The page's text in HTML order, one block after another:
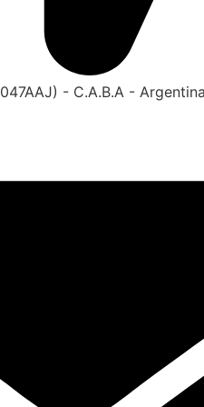
- C.A.B.A -